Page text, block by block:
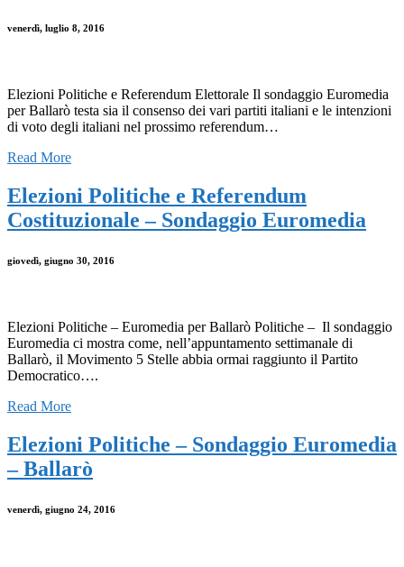
venerdì, luglio 8, 2016
Elezioni Politiche e Referendum Elettorale Il sondaggio Euromedia
per Ballarò testa sia il consenso dei vari partiti italiani e le intenzioni
di voto degli italiani nel prossimo referendum…
Read More
Elezioni Politiche e Referendum
Costituzionale – Sondaggio Euromedia
giovedì, giugno 30, 2016
Elezioni Politiche – Euromedia per Ballarò Politiche – Il sondaggio
Euromedia ci mostra come, nell’appuntamento settimanale di
Ballarò, il Movimento 5 Stelle abbia ormai raggiunto il Partito
Democratico….
Read More
Elezioni Politiche – Sondaggio Euromedia
– Ballarò
venerdì, giugno 24, 2016